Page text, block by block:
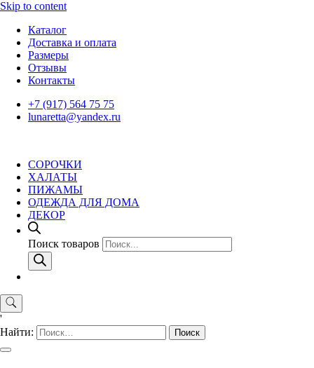
Skip to content
Каталог
Доставка и оплата
Размеры
Отзывы
Контакты
+7 (917) 564 75 75
lunaretta@yandex.ru
СОРОЧКИ
ХАЛАТЫ
ПИЖАМЫ
ОДЕЖДА ДЛЯ ДОМА
ДЕКОР
Поиск товаров
'
Найти: